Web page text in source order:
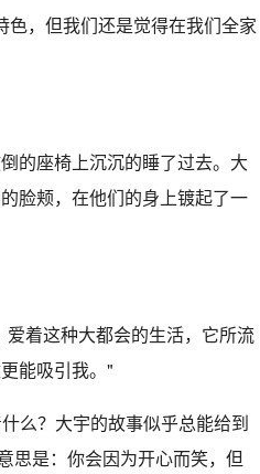
，但我们还是觉得在我们全家
的座椅上沉沉的睡了过去。大
脸颊，在他们的身上镀起了一
着这种大都会的生活，它所流
能吸引我。"
么？大宇的故事似乎总能给到
思是：你会因为开心而笑，但